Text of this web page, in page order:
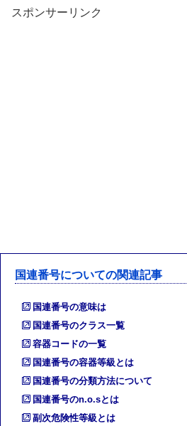
スポンサーリンク
国連番号についての関連記事
国連番号の意味は
国連番号のクラス一覧
容器コードの一覧
国連番号の容器等級とは
国連番号の分類方法について
国連番号のn.o.sとは
副次危険性等級とは